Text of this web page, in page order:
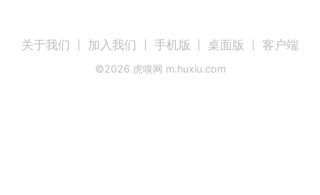
关于我们 加入我们 手机版 桌面版 客户端
©2026 虎嗅网 m.huxiu.com